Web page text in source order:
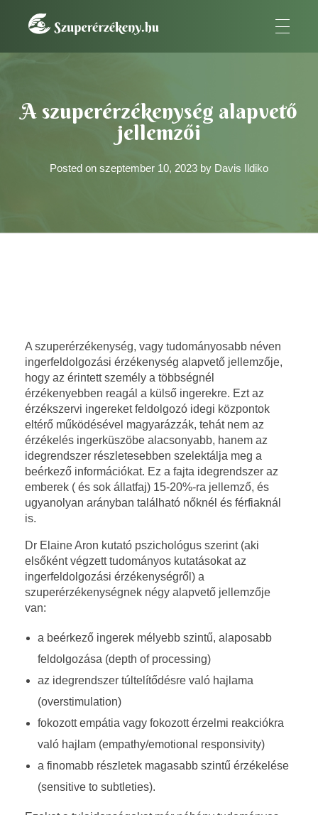
A szuperérzékenység alapvető
jellemzői
Posted on szeptember 10, 2023 by Davis Ildiko
A
s
z
u
p
e
r
é
r
z
é
n
A szuperérzékenység, vagy tudományosabb néven
ingerfeldolgozási érzékenység alapvető jellemzője,
hogy az érintett személy a többségnél
érzékenyebben reagál a külső ingerekre. Ezt az
érzékszervi ingereket feldolgozó idegi központok
eltérő működésével magyarázzák, tehát nem az
érzékelés ingerküszöbe alacsonyabb, hanem az
idegrendszer részletesebben szelektálja meg a
beérkező információkat. Ez a fajta idegrendszer az
emberek ( és sok állatfaj) 15-20%-ra jellemző, és
ugyanolyan arányban található nőknél és férfiaknál
is.
Dr Elaine Aron kutató pszichológus szerint (aki
elsőként végzett tudományos kutatásokat az
ingerfeldolgozási érzékenységről) a
szuperérzékenységnek négy alapvető jellemzője
van:
a beérkező ingerek mélyebb szintű, alaposabb
feldolgozása (depth of processing)
az idegrendszer túltelítődésre való hajlama
(overstimulation)
fokozott empátia vagy fokozott érzelmi reakciókra
való hajlam (empathy/emotional responsivity)
a finomabb részletek magasabb szintű érzékelése
(sensitive to subtleties).